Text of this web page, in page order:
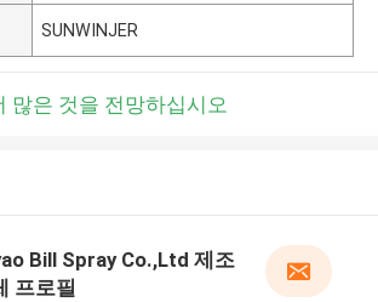
SUNWINJER
많은 것을 전망하십시오
Bill Spray Co.,Ltd 제조
프로필